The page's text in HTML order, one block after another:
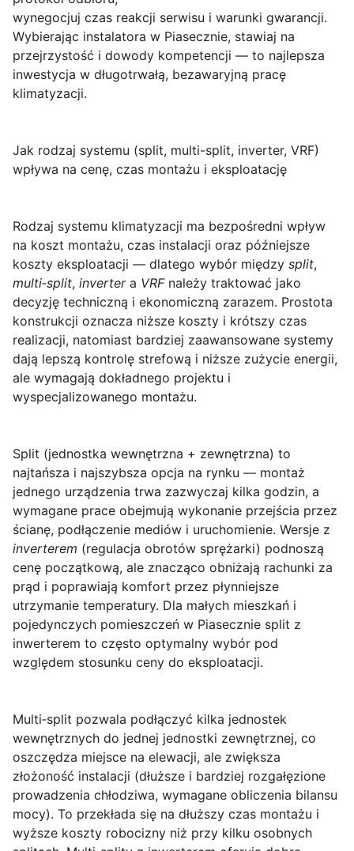
wynegocjuj czas reakcji serwisu i warunki gwarancji.
Wybierając instalatora w Piasecznie, stawiaj na
przejrzystość i dowody kompetencji — to najlepsza
inwestycja w długotrwałą, bezawaryjną pracę
klimatyzacji.
Jak rodzaj systemu (split, multi-split, inverter, VRF)
wpływa na cenę, czas montażu i eksploatację
Rodzaj systemu klimatyzacji ma bezpośredni wpływ
na koszt montażu, czas instalacji oraz późniejsze
koszty eksploatacji — dlatego wybór między split,
multi‑split, invertera VRFnależy traktować jako
decyzję techniczną i ekonomiczną zarazem. Prostota
konstrukcji oznacza niższe koszty i krótszy czas
realizacji, natomiast bardziej zaawansowane systemy
dają lepszą kontrolę strefową i niższe zużycie energii,
ale wymagają dokładnego projektu i
wyspecjalizowanego montażu.
Split (jednostka wewnętrzna + zewnętrzna) to
najtańsza i najszybsza opcja na rynku — montaż
jednego urządzenia trwa zazwyczaj kilka godzin, a
wymagane prace obejmują wykonanie przejścia przez
ścianę, podłączenie mediów i uruchomienie. Wersje z
inverterem (regulacja obrotów sprężarki) podnoszą
cenę początkową, ale znacząco obniżają rachunki za
prąd i poprawiają komfort przez płynniejsze
utrzymanie temperatury. Dla małych mieszkań i
pojedynczych pomieszczeń w Piasecznie split z
inwerterem to często optymalny wybór pod
względem stosunku ceny do eksploatacji.
Multi‑split pozwala podłączyć kilka jednostek
wewnętrznych do jednej jednostki zewnętrznej, co
oszczędza miejsce na elewacji, ale zwiększa
złożoność instalacji (dłuższe i bardziej rozgałęzione
prowadzenia chłodziwa, wymagane obliczenia bilansu
mocy). To przekłada się na dłuższy czas montażu i
wyższe koszty robocizny niż przy kilku osobnych